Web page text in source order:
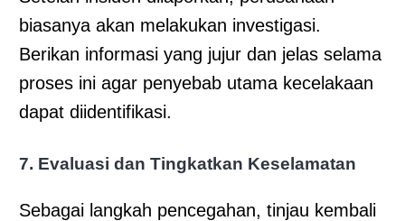
biasanya akan melakukan investigasi.
Berikan informasi yang jujur dan jelas selama
proses ini agar penyebab utama kecelakaan
dapat diidentifikasi.
7. Evaluasi dan Tingkatkan Keselamatan
Sebagai langkah pencegahan, tinjau kembali